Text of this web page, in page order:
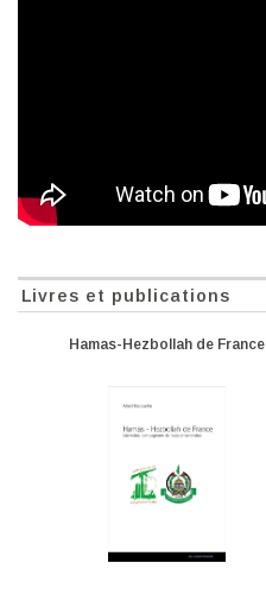
Livres et publications
Hamas-Hezbollah de France